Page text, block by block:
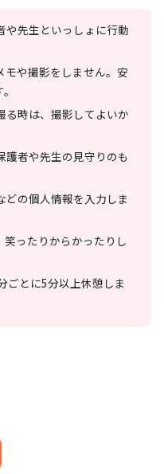
や先生といっしょに行動
モや撮影をしません。安
る時は、撮影してよいか
者や先生の見守りのも
の個人情報を入力しま
ったりからかったりし
ごとに5分以上休憩しま